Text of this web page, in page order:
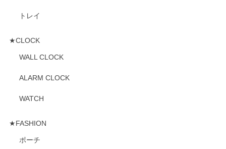
トレイ
★CLOCK
WALL CLOCK
ALARM CLOCK
WATCH
★FASHION
ポーチ